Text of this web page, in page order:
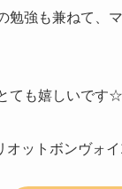
勉強も兼ねて、
ても嬉しいです☆
ットボンヴォ